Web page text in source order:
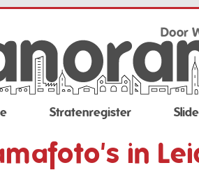
Stratenregister
in